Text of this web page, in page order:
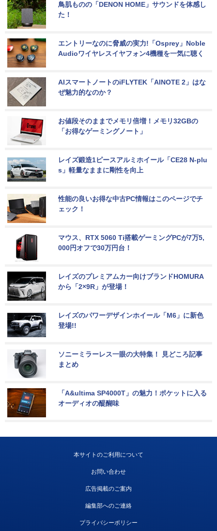
鳥肌ものの「DENON HOME」サウンドを体感し
た！
エントリーなのに脅威の実力!「Osprey」Noble
Audioワイヤレスイヤフォン4機種を一気に聴く
AIスマートノートのiFLYTEK「AINOTE 2」はな
ぜ魅力的なのか？
お値段そのままでメモリ倍増！メモリ32GBの
「お得なゲーミングノート」
レイズ鍛造1ピースアルミホイール「CE28 N-plu
s」軽量なままに剛性を向上
性能の良いお得な中古PC情報はこのページでチ
ェック！
マウス、RTX 5060 Ti搭載ゲーミングPCが7万5,
000円オフで30万円台！
レイズのプレミアムカー向けブランドHOMURA
から「2×9R」が登場！
レイズのパワーデザインホイール「M6」に新色
登場!!
ソニーミラーレス一眼の大特集！ 見どころ記事
まとめ
「A&ultima SP4000T」の魅力！ポケットに入る
オーディオの醍醐味
本サイトのご利用について
お問い合わせ
広告掲載のご案内
編集部へのご連絡
プライバシーポリシー